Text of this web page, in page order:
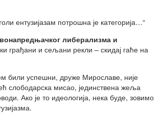
ентузијазам потрошна је категорија…“
либерализма и
грађани и сељани рекли – скидај гаће на
били успешни, друже Мирославе, није
слободарска мисао, јединствена жеља
Ако је то идеологија, нека буде, зовимо